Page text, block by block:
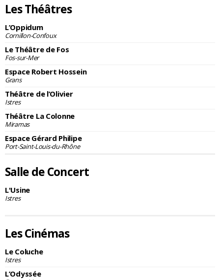
Les Théâtres
L’Oppidum
Cornillon-Confoux
Le Théâtre de Fos
Fos-sur-Mer
Espace Robert Hossein
Grans
Théâtre de l’Olivier
Istres
Théâtre La Colonne
Miramas
Espace Gérard Philipe
Port-Saint-Louis-du-Rhône
Salle de Concert
L'Usine
Istres
Les Cinémas
Le Coluche
Istres
L’Odyssée